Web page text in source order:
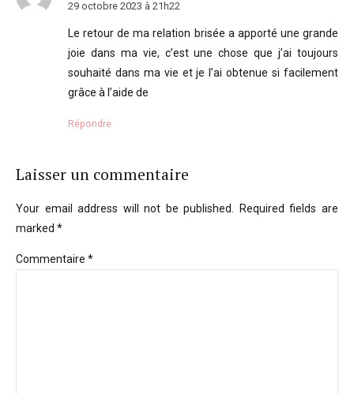
29 octobre 2023 à 21h22
Le retour de ma relation brisée a apporté une grande
joie dans ma vie, c’est une chose que j’ai toujours
souhaité dans ma vie et je l’ai obtenue si facilement
grâce à l’aide de
Répondre
Laisser un commentaire
Your email address will not be published. Required fields are
marked *
Commentaire *